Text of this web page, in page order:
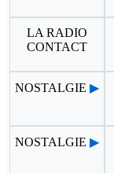
LA RADIO
CONTACT
NOSTALGIE ▶
NOSTALGIE ▶